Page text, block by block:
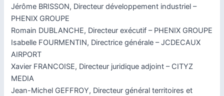
Jérôme BRISSON, Directeur développement industriel –
PHENIX GROUPE
Romain DUBLANCHE, Directeur exécutif – PHENIX GROUPE
Isabelle FOURMENTIN, Directrice générale – JCDECAUX
AIRPORT
Xavier FRANCOISE, Directeur juridique adjoint – CITYZ
MEDIA
Jean-Michel GEFFROY, Directeur général territoires et